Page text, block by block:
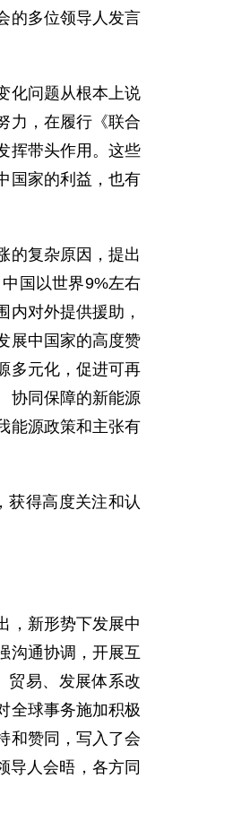
的多位领导人发言
化问题从根本上说
力，在履行《联合
挥带头作用。这些
国家的利益，也有
的复杂原因，提出
国以世界9%左右
对外提供援助，
展中国家的高度赞
多元化，促进可再
协同保障的新能源
能源政策和主张有
得高度关注和认
，新形势下发展中
沟通协调，开展互
贸易、发展体系改
全球事务施加积极
和赞同，写入了会
导人会晤，各方同